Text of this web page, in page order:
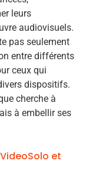
leurs
audiovisuels.
pas seulement
entre différents
ceux qui
dispositifs.
cherche à
à embellir ses
et